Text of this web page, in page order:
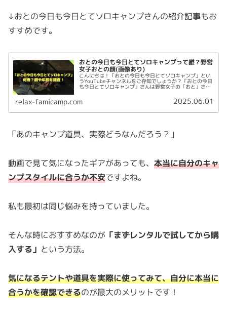
↓おとの今日も今日とてソロキャンプさんの紹介記事もお
すすめです。
おとの今日も今日とてソロキャンプって誰？野営
女子おとの顔(画像あり)
こんにちは！「おとの今日も今日とてソロキャンプ」とい
うYouTubeチャンネルをご存知でしょうか？「おとの今日
も今日とてソロキャンプ」さんは野営女子の「おと」さん
relax-famicamp.com 2025.06.01
「あのキャンプ道具、実際どうなんだろう？」
動画で見て気になったギアがあっても、 本当に自分のキャ
ンプスタイルに合うか不安ですよね。
私も最初は同じ悩みを持っていました。
そんな時におすすめなのが 「まずレンタルで試してから購
入する」 という方法。
気になるテントや道具を実際に使ってみて、自分に本当に
合うかを確認できるのが最大のメリットです！